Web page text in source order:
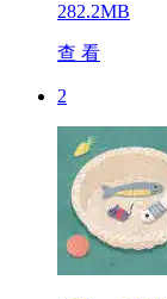
282.2MB
查 看
2